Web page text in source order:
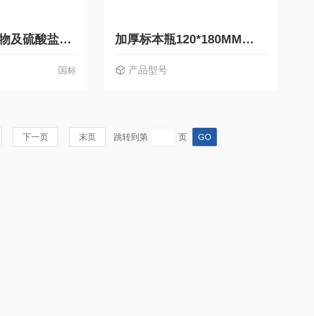
国标测定硫化物及硫酸盐的仪器装置水泥化学分析
国标
加厚标本瓶120*180MM具磨砂盖 厚料标本缸
产品型号
下一页 末页 跳转到第 页